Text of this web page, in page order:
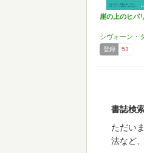
崖の上のヒバ
シヴォーン・
登録 53
書誌検
ただい
法など